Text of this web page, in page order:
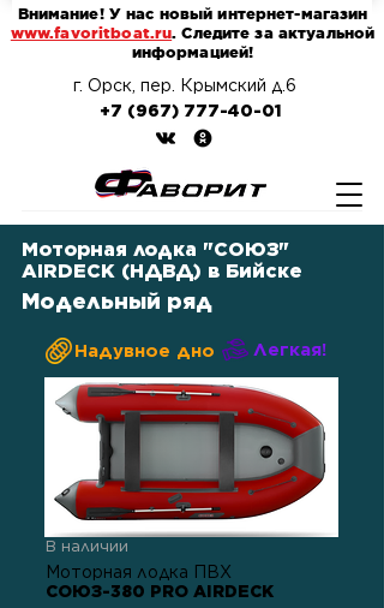
г. Орск, пер. Крымский д.6
+7 (967) 777-40-01
Внимание! У нас новый интернет-магазин
www.favoritboat.ru. Следите за актуальной
информацией!
Моторная лодка "СОЮЗ"
AIRDECK (НДВД) в Бийске
Модельный ряд
Надувное дно Легкая!
В наличии
Моторная лодка ПВХ
СОЮЗ-380 PRO AIRDECK